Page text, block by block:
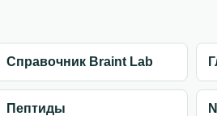
Справочник Braint Lab
Пептиды